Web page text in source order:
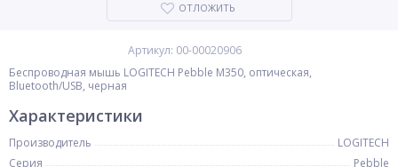
ОТЛОЖИТЬ
Артикул: 00-00020906
Беспроводная мышь LOGITECH Pebble M350, оптическая,
Bluetooth/USB, черная
Характеристики
Производитель
LOGITECH
Серия
Pebble